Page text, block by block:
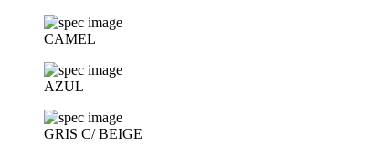
CAMEL
AZUL
GRIS C/ BEIGE